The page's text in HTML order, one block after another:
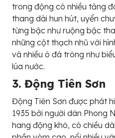
trong động có nhiều tảng
thang dài hun hút, uyển
từng bậc như ruộng bậc
những cột thạch nhũ với
và nhiều ô đá trông như
lúa nước.
3. Động Tiên Sơn
Động Tiên Sơn được phát
1935 bởi người dân Phong
hang động khô, có chiều